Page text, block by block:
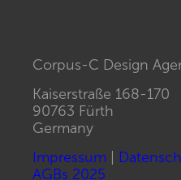
Corpus-C Design
Kaiserstraße 168-170
90763 Fürth
Germany
Impressum
AGBs 2025